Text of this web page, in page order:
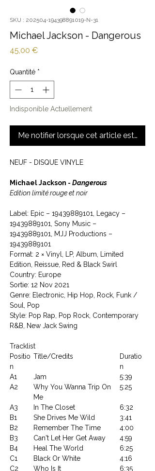
SKU : 202504-194398891019-N-31
Michael Jackson - Dangerous
45,00 €Prix
Quantité *
Indisponible Actuellement
Me notifier lorsque cet article est
NEUF - DISQUE VINYLE
Michael Jackson - Dangerous
Edition limité rouge et noir
Label: Epic ‎– 19439889101, Legacy ‎–
19439889101, Sony Music ‎–
19439889101, MJJ Productions ‎–
19439889101
Format: 2 × Vinyl, LP, Album, Limited
Edition, Reissue, Red & Black Swirl
Country: Europe
Sortie: 12 Nov 2021
Genre: Electronic, Hip Hop, Rock, Funk /
Soul, Pop
Style: Pop Rap, Pop Rock, Contemporary
R&B, New Jack Swing
Tracklist
Positio
n
Title/Credits
Duratio
n
A1
Jam
5:39
A2
Why You Wanna Trip On
Me
5:25
A3 In The Closet
6:32
B1
She Drives Me Wild
3:41
B2
Remember The Time
4:00
B3
Can't Let Her Get Away
4:59
B4
Heal The World
6:25
C1
Black Or White
4:16
C2
Who Is It
6:35